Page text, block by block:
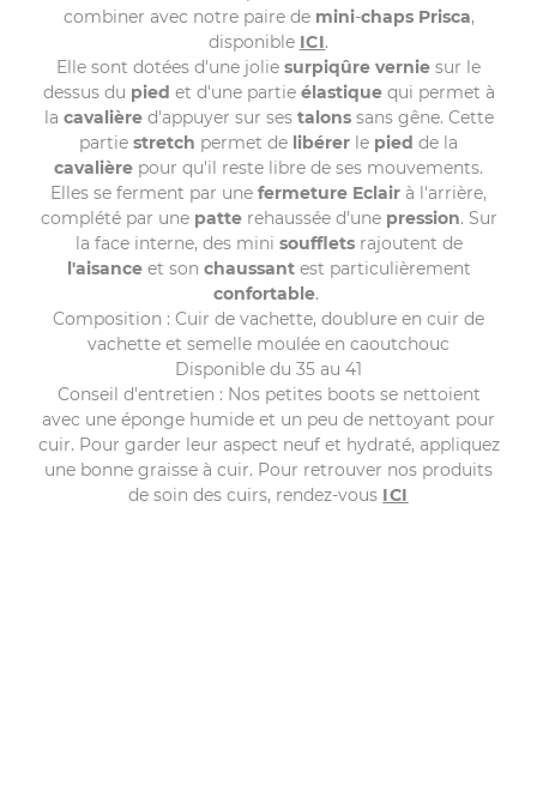
combiner avec notre paire de mini-chaps Prisca,
disponible ICI.
Elle sont dotées d'une jolie surpiqûre vernie sur le
dessus du pied et d'une partie élastiquequi permet à
la cavalièred'appuyer sur ses talonssans gêne. Cette
partie stretch permet de libérer le pied de la
cavalière pour qu'il reste libre de ses mouvements.
Elles se ferment par une fermeture Eclair à l'arrière,
complété par une patterehaussée d'une pression. Sur
la face interne, des mini souffletsrajoutent de
l'aisanceet son chaussantest particulièrement
confortable.
Composition : Cuir de vachette, doublure en cuir de
vachette et semelle moulée en caoutchouc
Disponible du 35 au 41
Conseil d'entretien : Nos petites boots se nettoient
avec une éponge humide et un peu de nettoyant pour
cuir. Pour garder leur aspect neuf et hydraté, appliquez
une bonne graisse à cuir. Pour retrouver nos produits
de soin des cuirs, rendez-vous ICI